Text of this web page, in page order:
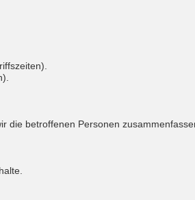
betroffenen Personen